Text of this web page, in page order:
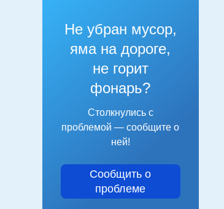
Не убран мусор,
яма на дороге,
не горит
фонарь?
Столкнулись с
проблемой — сообщите о
ней!
Сообщить о
проблеме